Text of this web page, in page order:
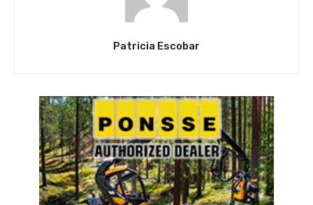
Patricia Escobar